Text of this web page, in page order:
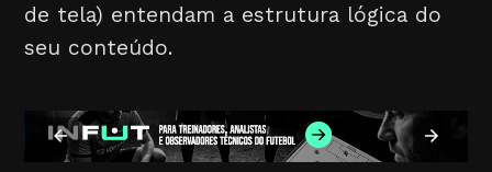
de tela) entendam a estrutura lógica do
seu conteúdo.